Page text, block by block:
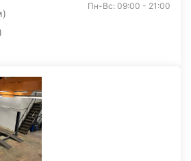
Пн-Вс: 09:00 - 21:00